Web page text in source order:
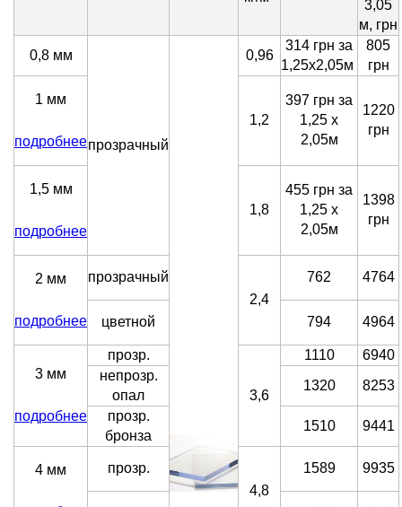
3,05
м, грн
0,8 мм
прозрачный
0,96
314 грн за
1,25х2,05м
805
грн
1 мм
подробнее
1,2
397 грн за
1,25 х
2,05м
1220
грн
1,5 мм
подробнее
1,8
455 грн за
1,25 х
2,05м
1398
грн
2 мм
подробнее
прозрачный
2,4
762 4764
цветной 794 4964
3 мм
подробнее
прозр.
3,6
1110
6940
непрозр.
опал
1320
8253
прозр.
бронза
1510 9441
4 мм
прозр.
4,8
1589 9935